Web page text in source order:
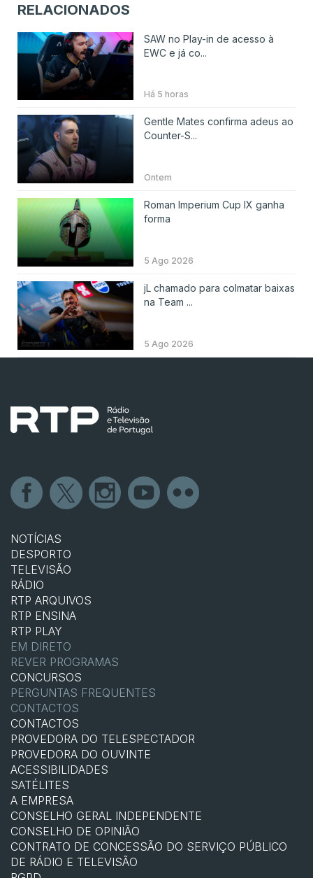
RELACIONADOS
SAW no Play-in de acesso à
EWC e já co...
Há 5 horas
Gentle Mates confirma adeus ao
Counter-S...
Ontem
Roman Imperium Cup IX ganha
forma
5 Ago 2026
jL chamado para colmatar baixas
na Team ...
5 Ago 2026
NOTÍCIAS
DESPORTO
TELEVISÃO
RÁDIO
RTP ARQUIVOS
RTP ENSINA
RTP PLAY
EM DIRETO
REVER PROGRAMAS
CONCURSOS
PERGUNTAS FREQUENTES
CONTACTOS
CONTACTOS
PROVEDORA DO TELESPECTADOR
PROVEDORA DO OUVINTE
ACESSIBILIDADES
SATÉLITES
A EMPRESA
CONSELHO GERAL INDEPENDENTE
CONSELHO DE OPINIÃO
CONTRATO DE CONCESSÃO DO SERVIÇO PÚBLICO
DE RÁDIO E TELEVISÃO